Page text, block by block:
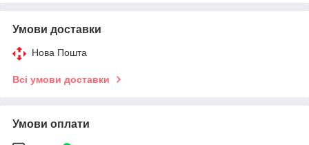
Умови доставки
Нова Пошта
Всі умови доставки
Умови оплати